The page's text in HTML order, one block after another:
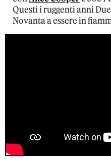
Questi i ruggenti anni
Novanta a essere in